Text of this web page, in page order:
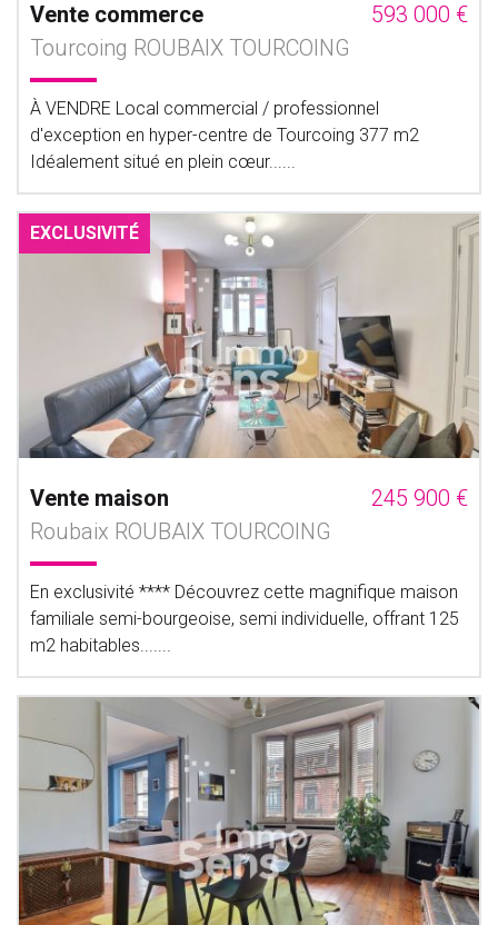
Vente commerce
593 000 €
Tourcoing ROUBAIX TOURCOING
À VENDRE Local commercial / professionnel
d'exception en hyper-centre de Tourcoing 377 m2
Idéalement situé en plein cœur......
EXCLUSIVITÉ
Vente maison
245 900 €
Roubaix ROUBAIX TOURCOING
En exclusivité **** Découvrez cette magnifique maison
familiale semi-bourgeoise, semi individuelle, offrant 125
m2 habitables.......